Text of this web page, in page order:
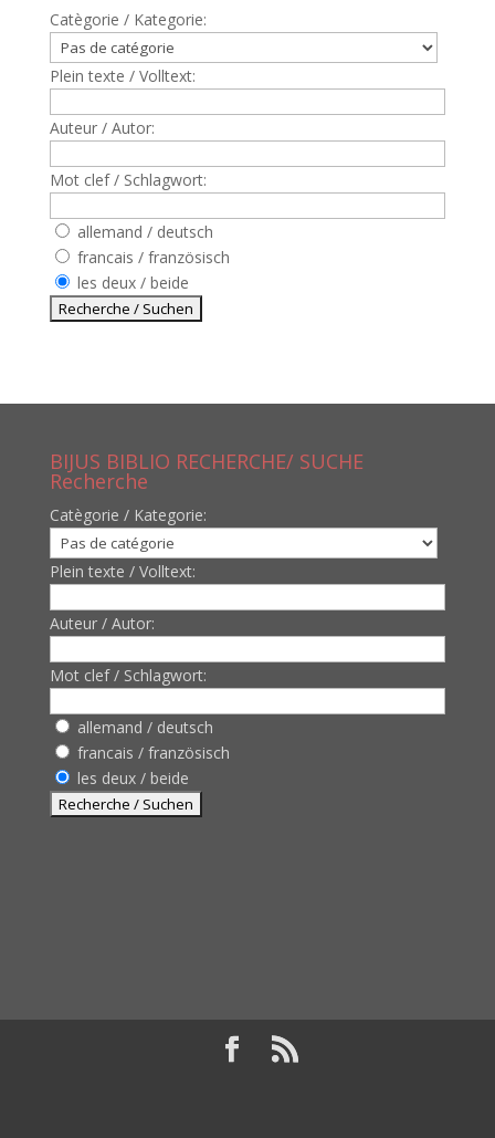
Catègorie / Kategorie:
Plein texte / Volltext:
Auteur / Autor:
Mot clef / Schlagwort:
allemand / deutsch
francais / französisch
les deux / beide
BIJUS BIBLIO RECHERCHE/ SUCHE
Recherche
Catègorie / Kategorie:
Plein texte / Volltext:
Auteur / Autor:
Mot clef / Schlagwort:
allemand / deutsch
francais / französisch
les deux / beide